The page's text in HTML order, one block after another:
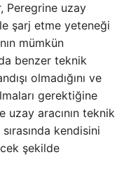
Peregrine uzay
şarj etme yeteneği
mümkün
benzer teknik
olmadığını ve
gerektiğine
aracının teknik
kendisini
şekilde